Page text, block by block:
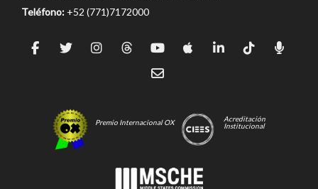
Teléfono: +52 (771)7172000
Premio Internacional OX
Acreditación
Institucional